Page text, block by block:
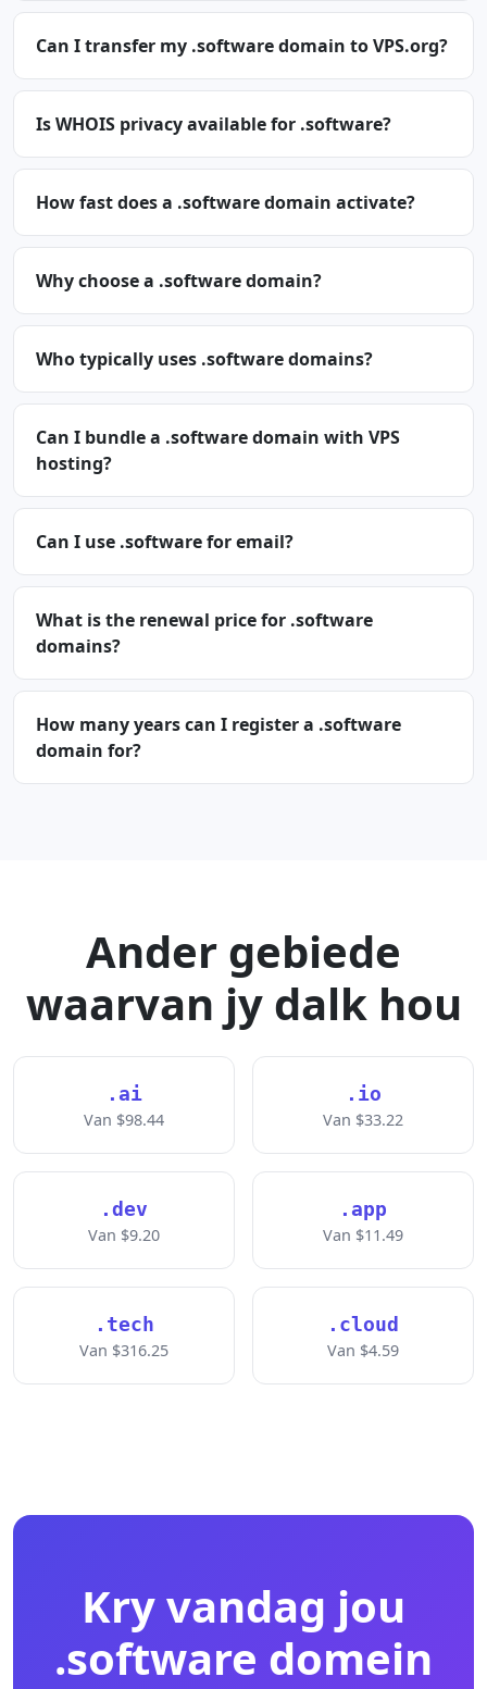
Can I transfer my .software domain to VPS.org?
Is WHOIS privacy available for .software?
How fast does a .software domain activate?
Why choose a .software domain?
Who typically uses .software domains?
Can I bundle a .software domain with VPS
hosting?
Can I use .software for email?
What is the renewal price for .software
domains?
How many years can I register a .software
domain for?
Ander gebiede
waarvan jy dalk hou
.ai
Van $98.44
.io
Van $33.22
.dev
Van $9.20
.app
Van $11.49
.tech
Van $316.25
.cloud
Van $4.59
Kry vandag jou
.software domein